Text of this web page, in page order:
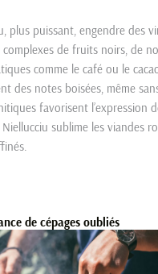
plus puissant, engendre des
complexes de fruits noirs, de
comme le café ou le
des notes boisées, même
favorisent l’expression
sublime les viandes
de cépages oubliés